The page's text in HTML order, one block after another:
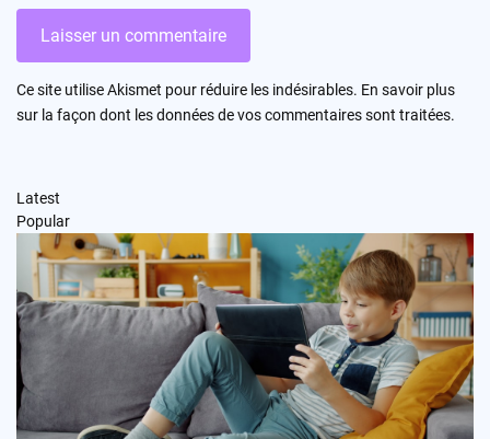
Ce site utilise Akismet pour réduire les indésirables. En savoir plus
sur la façon dont les données de vos commentaires sont traitées.
Latest
Popular